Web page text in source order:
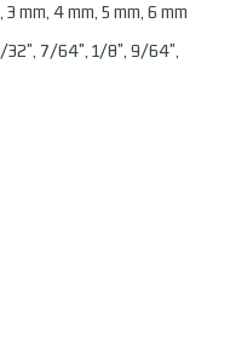
3 mm, 4 mm, 5 mm, 6 mm
32", 7/64", 1/8", 9/64",